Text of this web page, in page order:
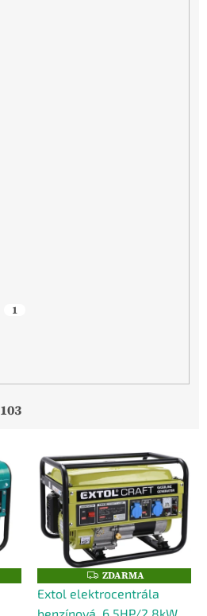
1
103
Z
D
A
R
ZDARMA
Extol elektrocentrála
benzínová, 6,5HP/2,8kW